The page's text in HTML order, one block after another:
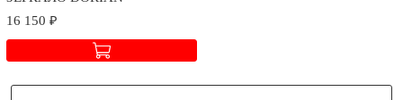
16 150 ₽